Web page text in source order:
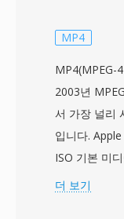
MP4
MP4(MPEG-
2003년
서 가장 널리
입니다.
ISO 기본 미
기반으로 구
더 보기